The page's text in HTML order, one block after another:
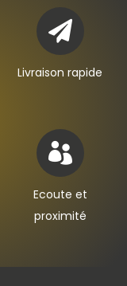

Livraison rapide

Ecoute et
proximité